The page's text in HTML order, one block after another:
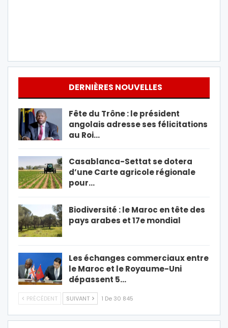
DERNIÈRES NOUVELLES
Fête du Trône : le président
angolais adresse ses félicitations
au Roi…
Casablanca-Settat se dotera
d’une Carte agricole régionale
pour…
Biodiversité : le Maroc en tête des
pays arabes et 17e mondial
Les échanges commerciaux entre
le Maroc et le Royaume-Uni
dépassent 5…
PRÉCÉDENT SUIVANT 1 De 30 845